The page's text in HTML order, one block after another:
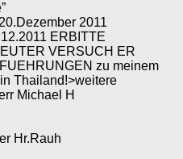
2011
ERBITTE
VERSUCH ER
zu meinem
Thailand!>weitere
Michael H
Hr.Rauh